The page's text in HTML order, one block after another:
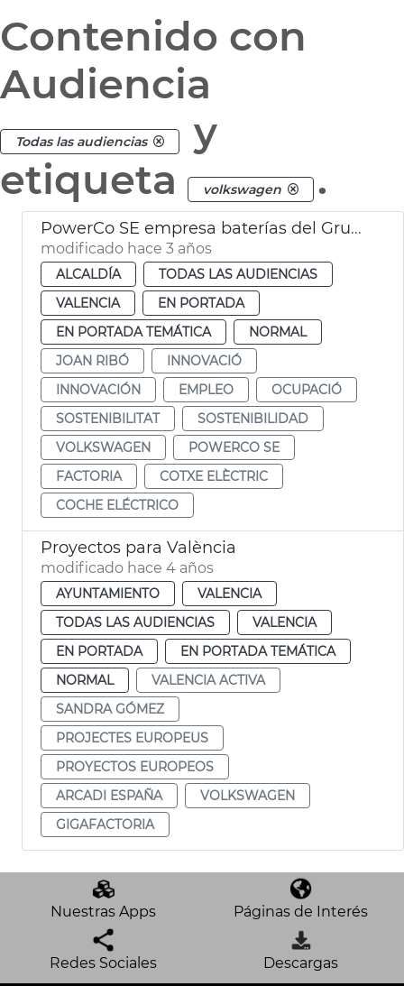
Contenido con
Audiencia
Todas las audiencias
y
etiqueta
volkswagen .
PowerCo SE empresa baterías del Grupo Volkswagen
modificado hace 3 años
ALCALDÍA
TODAS LAS AUDIENCIAS
VALENCIA
EN PORTADA
EN PORTADA TEMÁTICA
NORMAL
JOAN RIBÓ
INNOVACIÓ
INNOVACIÓN
EMPLEO
OCUPACIÓ
SOSTENIBILITAT
SOSTENIBILIDAD
VOLKSWAGEN
POWERCO SE
FACTORIA
COTXE ELÈCTRIC
COCHE ELÉCTRICO
Proyectos para València
modificado hace 4 años
AYUNTAMIENTO
VALENCIA
TODAS LAS AUDIENCIAS
VALENCIA
EN PORTADA
EN PORTADA TEMÁTICA
NORMAL
VALENCIA ACTIVA
SANDRA GÓMEZ
PROJECTES EUROPEUS
PROYECTOS EUROPEOS
ARCADI ESPAÑA
VOLKSWAGEN
GIGAFACTORIA
Nuestras Apps Páginas de Interés
Redes Sociales Descargas